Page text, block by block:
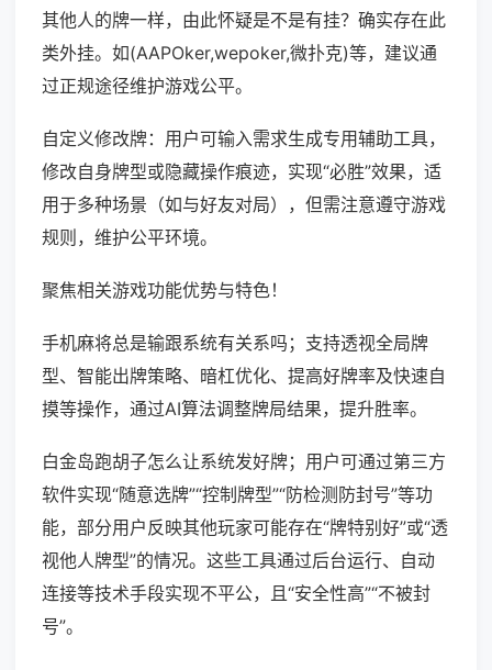
其他人的牌一样，由此怀疑是不是有挂？确实存在此
类外挂。如(AAPOker,wepoker,微扑克)等，建议通
过正规途径维护游戏公平。
自定义修改牌：用户可输入需求生成专用辅助工具，
修改自身牌型或隐藏操作痕迹，实现“必胜”效果，适
用于多种场景（如与好友对局），但需注意遵守游戏
规则，维护公平环境。
聚焦相关游戏功能优势与特色！
手机麻将总是输跟系统有关系吗；支持透视全局牌
型、智能出牌策略、暗杠优化、提高好牌率及快速自
摸等操作，通过AI算法调整牌局结果，提升胜率。
白金岛跑胡子怎么让系统发好牌；用户可通过第三方
软件实现“随意选牌”“控制牌型”“防检测防封号”等功
能，部分用户反映其他玩家可能存在“牌特别好”或“透
视他人牌型”的情况。这些工具通过后台运行、自动
连接等技术手段实现不平公，且“安全性高”“不被封
号”。